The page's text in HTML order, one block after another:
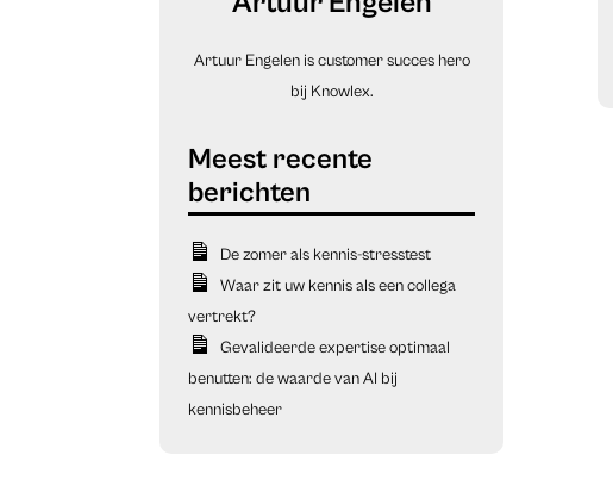
Artuur Engelen is customer succes hero
bij Knowlex.
De zomer als kennis-stresstest
Waar zit uw kennis als een collega
vertrekt?
Gevalideerde expertise optimaal
benutten: de waarde van AI bij
kennisbeheer